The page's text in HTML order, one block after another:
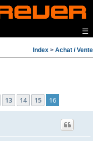
☰
Index > Achat / Vente
13 14 15 16